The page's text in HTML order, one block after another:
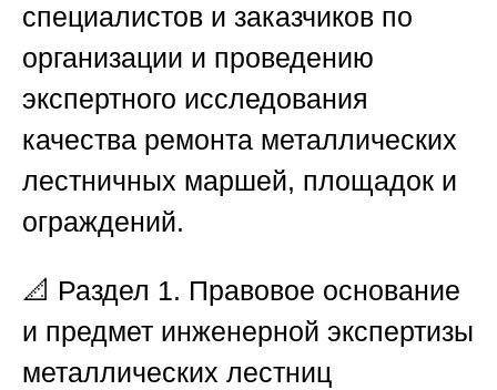
специалистов и заказчиков по
организации и проведению
экспертного исследования
качества ремонта металлических
лестничных маршей, площадок и
ограждений.
📐 Раздел 1. Правовое основание
и предмет инженерной экспертизы
металлических лестниц